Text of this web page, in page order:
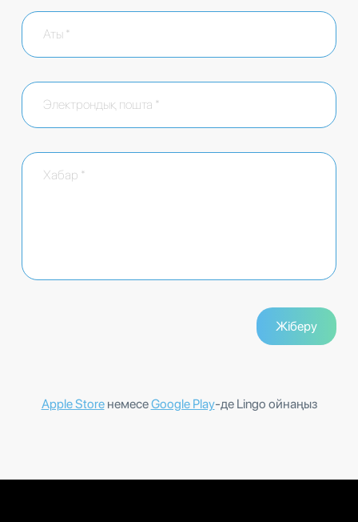
Apple StoreнемесеGoogle Play-де Lingo ойнаңыз